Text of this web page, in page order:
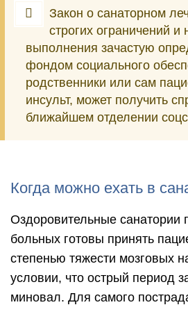
Закон о санаторном
строгих ограничений
выполнения зачастую
фондом социального
родственники или сам
инсульт, может получить
ближайшем отделении
Когда можно ехать в
Оздоровительные санатории
больных готовы принять
степенью тяжести мозговых
условии, что острый период
миновал. Для самого